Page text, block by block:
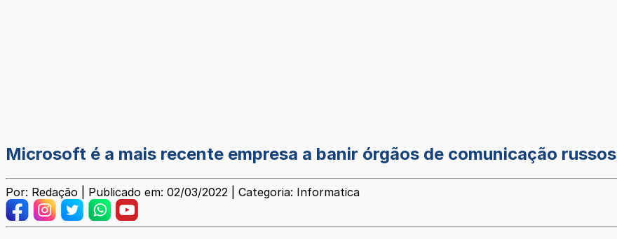
Microsoft é a mais recente empresa a banir órgãos de comunicação russos
Por: Redação | Publicado em: 02/03/2022 | Categoria: Informatica